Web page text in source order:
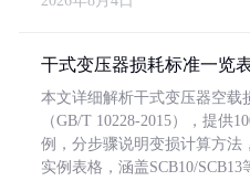
干式变压器损耗标准一览
本文详细解析干式变压器空载
（GB/T 10228-2015），提供
例，分步骤说明变损计算方法
实例表格，涵盖SCB10/